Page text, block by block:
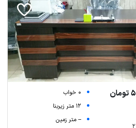
0 خواب
12 متر زیربنا
-- متر زمین